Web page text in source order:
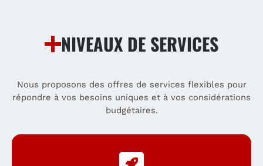
NIVEAUX DE SERVICES
Nous proposons des offres de services flexibles pour
répondre à vos besoins uniques et à vos considérations
budgétaires.